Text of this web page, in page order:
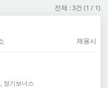
전체 : 3건 (1 / 1)
채용시
정기보너스